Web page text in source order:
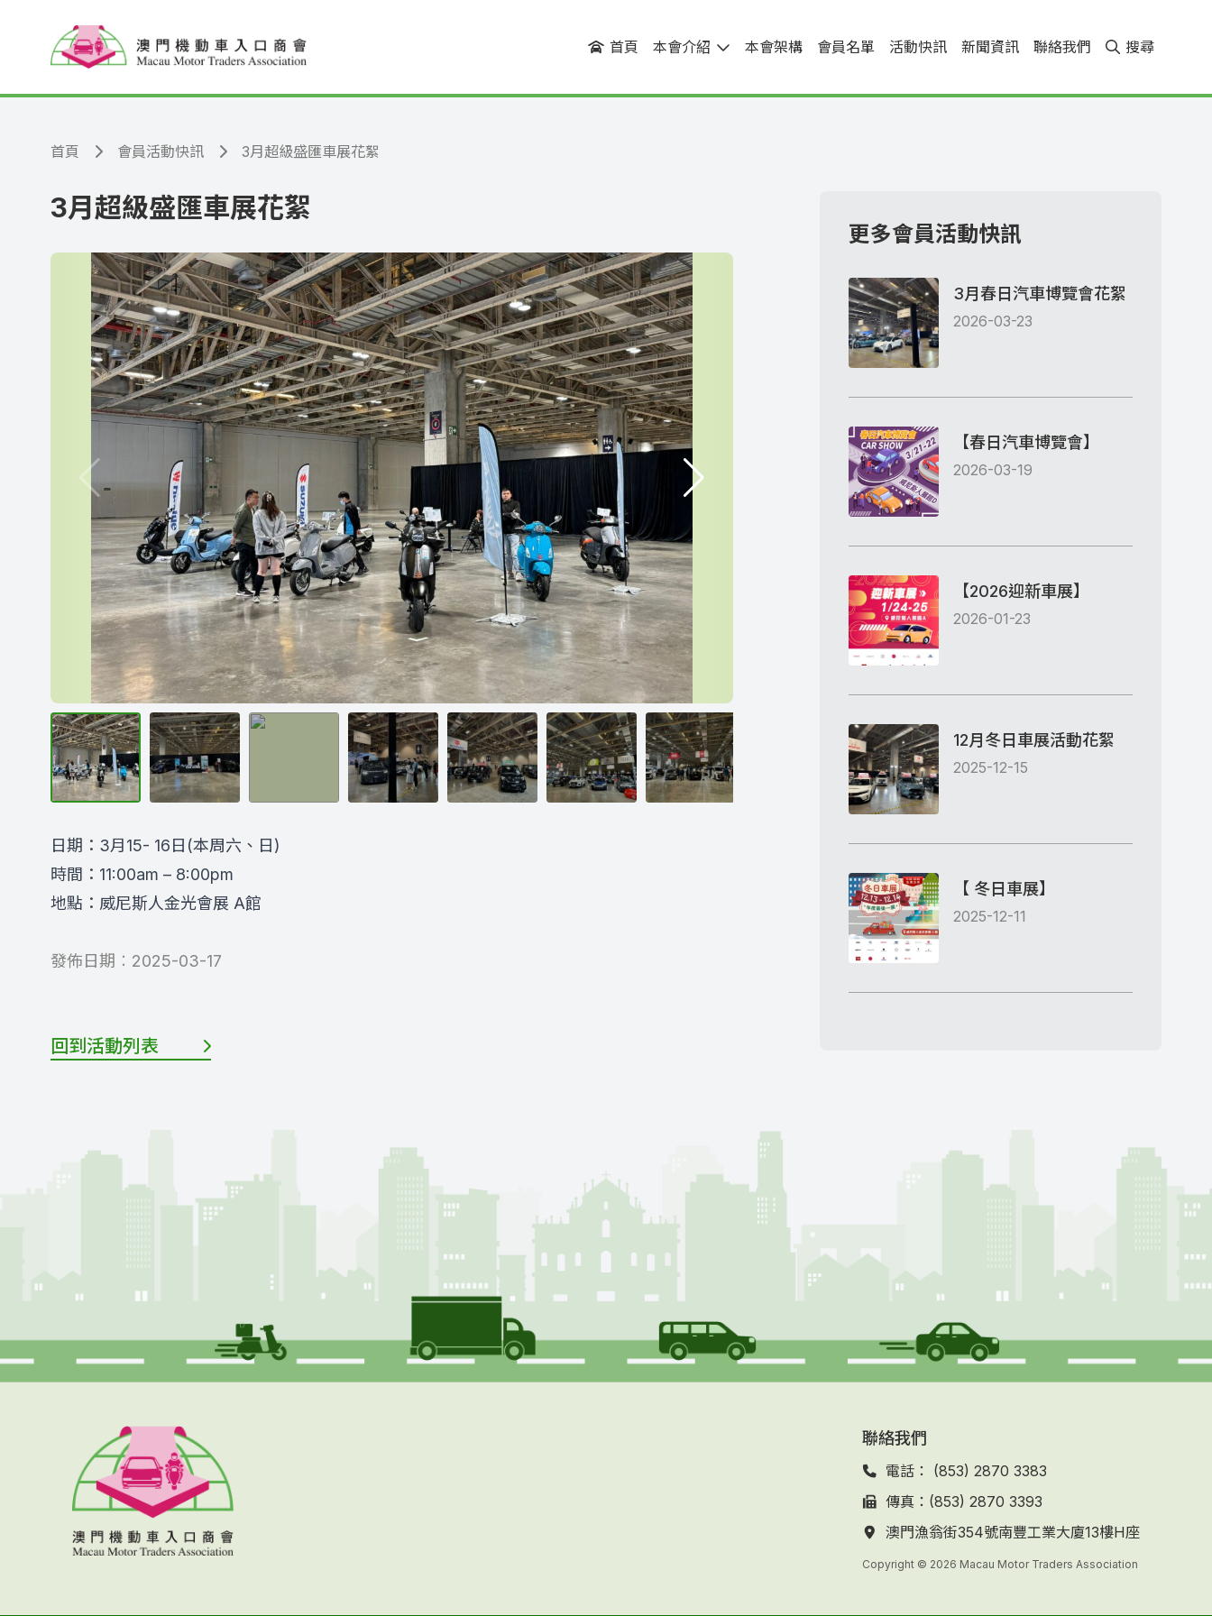
首頁 本會介紹 本會架構 會員名單 活動快訊 新聞資訊 聯絡我們 搜尋
首頁 會員活動快訊 3月超級盛匯車展花絮
3月超級盛匯車展花絮
日期：3月15- 16日(本周六、日)
時間：11:00am – 8:00pm
地點：威尼斯人金光會展 A館
發佈日期︰ 2025-03-17
回到活動列表
更多會員活動快訊
3月春日汽車博覽會花絮
2026-03-23
【春日汽車博覽會】
2026-03-19
【2026迎新車展】
2026-01-23
12月冬日車展活動花絮
2025-12-15
【 冬日車展】
2025-12-11
聯絡我們
電話： (853) 2870 3383
傳真：(853) 2870 3393
澳門漁翁街354號南豐工業大廈13樓H座
Copyright © 2026 Macau Motor Traders Association